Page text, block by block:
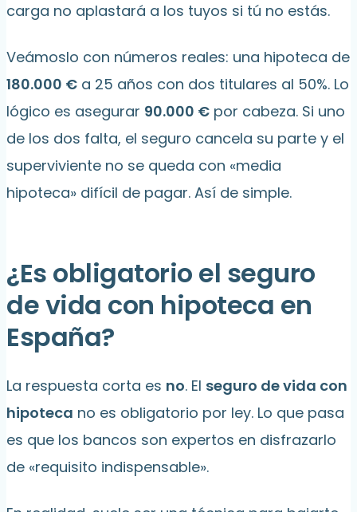
carga no aplastará a los tuyos si tú no estás.
Veámoslo con números reales: una hipoteca de
180.000 € a 25 años con dos titulares al 50%. Lo
lógico es asegurar 90.000 € por cabeza. Si uno
de los dos falta, el seguro cancela su parte y el
superviviente no se queda con «media
hipoteca» difícil de pagar. Así de simple.
¿Es obligatorio el seguro
de vida con hipoteca en
España?
La respuesta corta es no. El seguro de vida con
hipoteca no es obligatorio por ley. Lo que pasa
es que los bancos son expertos en disfrazarlo
de «requisito indispensable».